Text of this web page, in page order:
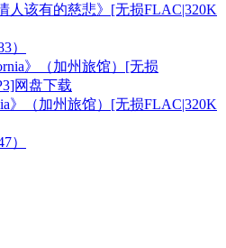
人该有的慈悲》[无损FLAC|320K
）
》（加州旅馆）[无损FLAC|320K
）